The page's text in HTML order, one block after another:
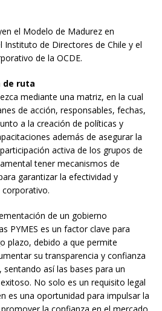
el Modelo de Madurez en
Instituto de Directores de Chile y el
de la OCDE.
de ruta
mediante una matriz, en la cual
de acción, responsables, fechas,
a la creación de políticas y
además de asegurar la
activa de los grupos de
tener mecanismos de
garantizar la efectividad y
de un gobierno
PYMES es un factor clave para
plazo, debido a que permite
su transparencia y confianza
así las bases para un
No solo es un requisito legal
es una oportunidad para impulsar la